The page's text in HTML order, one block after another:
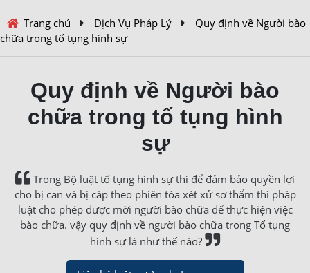
Trang chủ Dịch Vụ Pháp Lý
Quy định về Người bào
chữa trong tố tụng hình sự
Quy định về Người bào
chữa trong tố tụng hình
sự
Trong Bộ luật tố tụng hình sự thì để đảm bảo quyền lợi
cho bị can và bị cáp theo phiên tòa xét xử sơ thẩm thì pháp
luật cho phép được mời người bào chữa để thực hiện việc
bào chữa. vậy quy định về người bào chữa trong Tố tụng
hình sự là như thế nào?